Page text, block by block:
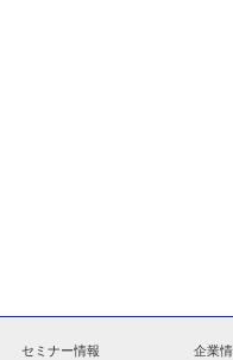
セミナー情報 企業